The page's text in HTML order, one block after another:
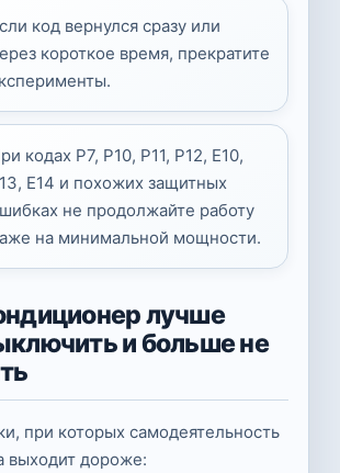
код вернулся сразу или
короткое время, прекратите
кодах P7, P10, P11, P12, E10,
E14 и похожих защитных
не продолжайте работу
на минимальной мощности.
лучше
и больше не
при которых самодеятельность
выходит дороже: